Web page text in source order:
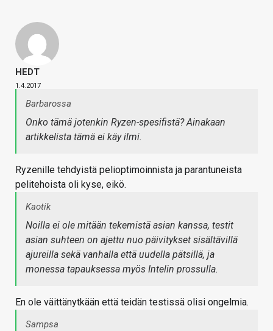
HEDT
1.4.2017
Barbarossa
Onko tämä jotenkin Ryzen-spesifistä? Ainakaan
artikkelista tämä ei käy ilmi.
Ryzenille tehdyistä pelioptimoinnista ja parantuneista
pelitehoista oli kyse, eikö.
Kaotik
Noilla ei ole mitään tekemistä asian kanssa, testit
asian suhteen on ajettu nuo päivitykset sisältävillä
ajureilla sekä vanhalla että uudella pätsillä, ja
monessa tapauksessa myös Intelin prossulla.
En ole väittänytkään että teidän testissä olisi ongelmia.
Sampsa